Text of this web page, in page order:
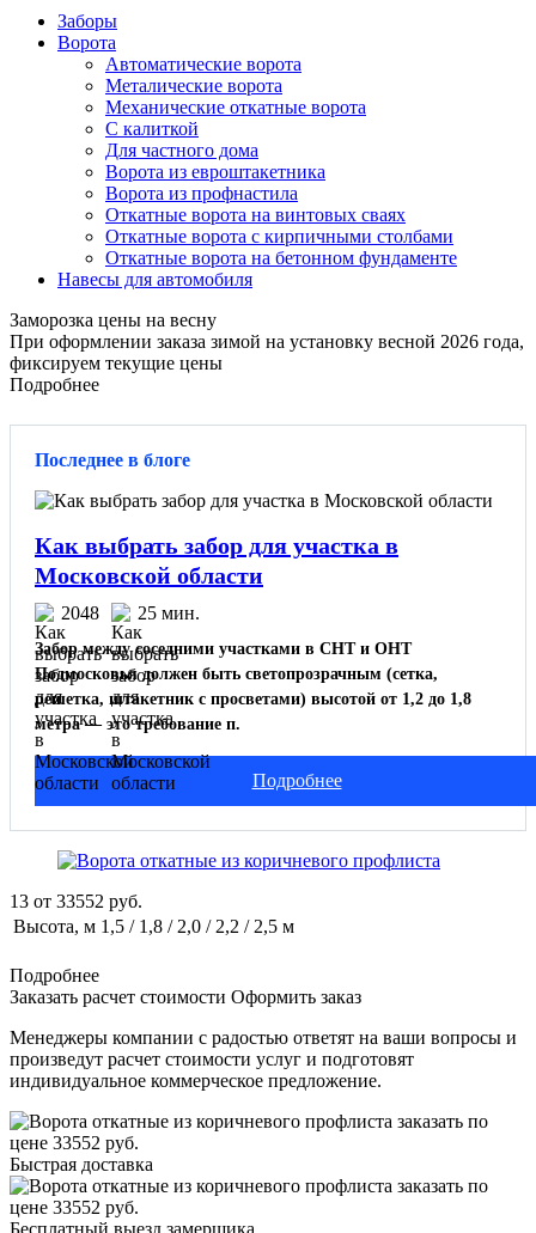
Заборы
Ворота
Автоматические ворота
Металические ворота
Механические откатные ворота
С калиткой
Для частного дома
Ворота из евроштакетника
Ворота из профнастила
Откатные ворота на винтовых сваях
Откатные ворота с кирпичными столбами
Откатные ворота на бетонном фундаменте
Навесы для автомобиля
Заморозка цены на весну
При оформлении заказа зимой на установку весной 2026 года,
фиксируем текущие цены
Подробнее
Последнее в блоге
Как выбрать забор для участка в
Московской области
2048 25 мин.
Забор между соседними участками в СНТ и ОНТ
Подмосковья должен быть светопрозрачным (сетка,
решетка, штакетник с просветами) высотой от 1,2 до 1,8
метра — это требование п.
Подробнее
13 от 33552 руб.
Высота, м 1,5 / 1,8 / 2,0 / 2,2 / 2,5 м
Подробнее
Заказать расчет стоимости Оформить заказ
Менеджеры компании с радостью ответят на ваши вопросы и
произведут расчет стоимости услуг и подготовят
индивидуальное коммерческое предложение.
Быстрая доставка
Бесплатный выезд замерщика